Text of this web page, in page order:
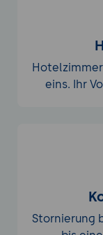
eins. Ihr
Stornierung